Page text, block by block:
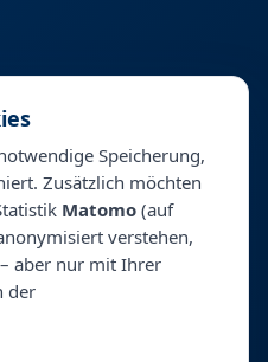
Speicherung,
Zusätzlich möchten
Matomo (auf
verstehen,
aber nur mit Ihrer
der